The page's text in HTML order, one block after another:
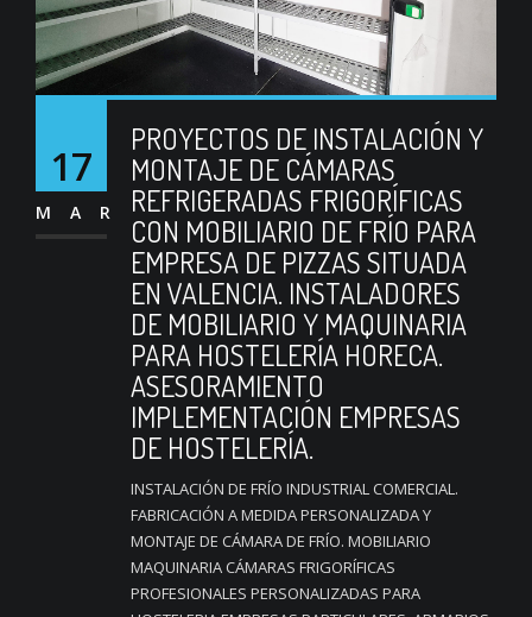
17
MAR
PROYECTOS DE INSTALACIÓN Y
MONTAJE DE CÁMARAS
REFRIGERADAS FRIGORÍFICAS
CON MOBILIARIO DE FRÍO PARA
EMPRESA DE PIZZAS SITUADA
EN VALENCIA. INSTALADORES
DE MOBILIARIO Y MAQUINARIA
PARA HOSTELERÍA HORECA.
ASESORAMIENTO
IMPLEMENTACIÓN EMPRESAS
DE HOSTELERÍA.
INSTALACIÓN DE FRÍO INDUSTRIAL COMERCIAL.
FABRICACIÓN A MEDIDA PERSONALIZADA Y
MONTAJE DE CÁMARA DE FRÍO. MOBILIARIO
MAQUINARIA CÁMARAS FRIGORÍFICAS
PROFESIONALES PERSONALIZADAS PARA